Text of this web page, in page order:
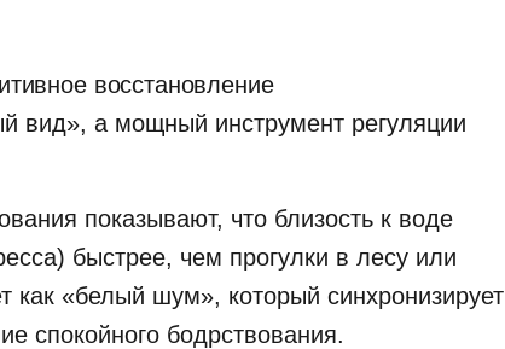
восстановление
вид», а мощный инструмент регуляции
показывают, что близость к воде
быстрее, чем прогулки в лесу или
«белый шум», который синхронизирует
спокойного бодрствования.